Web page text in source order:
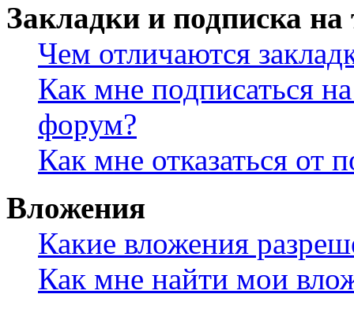
Закладки и подписка
Чем отличаются
Как мне подписаться
форум?
Как мне отказаться от
Вложения
Какие вложения
Как мне найти мои